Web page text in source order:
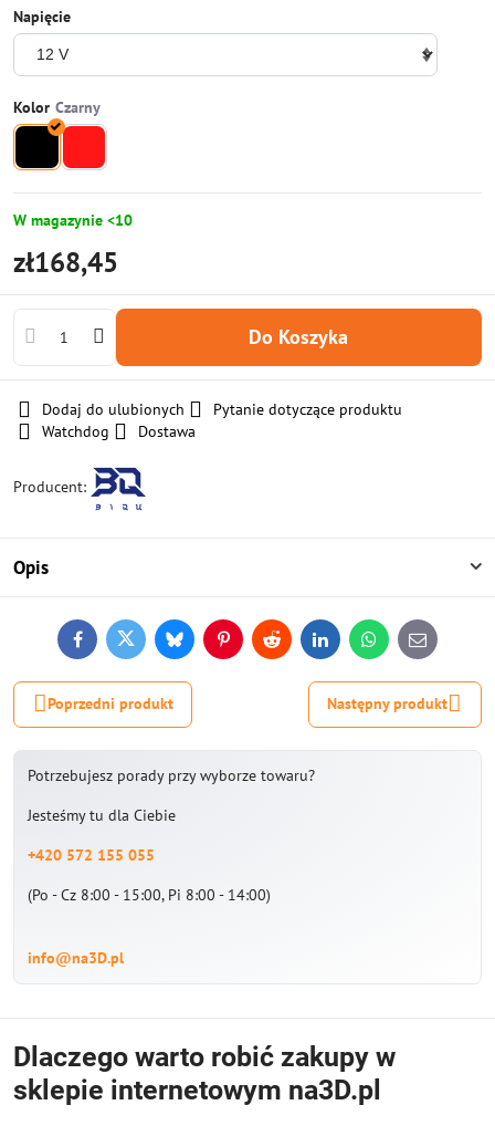
Napięcie
Kolor
W magazynie <10
zł168,45
Do Koszyka
Dodaj do ulubionych
Pytanie dotyczące produktu
Watchdog
Dostawa
Producent:
Opis
FacebookTwitterBlueskyPinterestReddit LinkedInWhatsApp
E-
mail
Poprzedni produkt Następny produkt
Potrzebujesz porady przy wyborze towaru?
Jesteśmy tu dla Ciebie
+420 572 155 055
(Po - Cz 8:00 - 15:00, Pi 8:00 - 14:00)
info@na3D.pl
Dlaczego warto robić zakupy w
sklepie internetowym na3D.pl